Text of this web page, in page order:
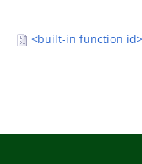
<built-in function id>